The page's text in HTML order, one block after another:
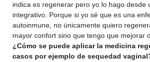
indica es regenerar pero yo lo hago desde
integrativo. Porque si yo sé que es una
autoinmune, no únicamente quiero
mayor confort sino que tengo que mejorar
¿Cómo se puede aplicar la medicina
casos por ejemplo de sequedad